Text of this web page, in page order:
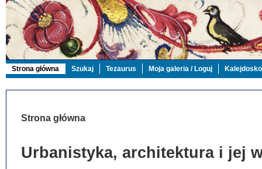
Strona główna Szukaj Tezaurus Moja galeria / Loguj
Strona główna
Urbanistyka, architektura i jej